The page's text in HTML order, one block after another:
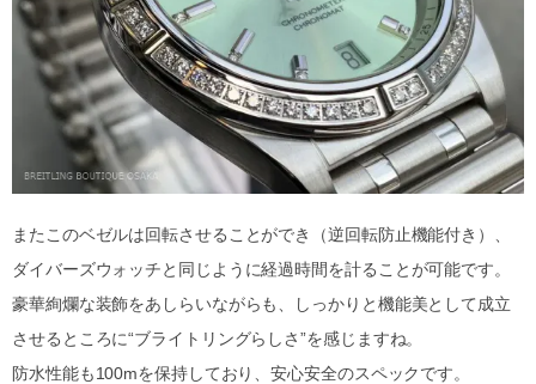
またこのベゼルは回転させることができ（逆回転防止機能付き）、
ダイバーズウォッチと同じように経過時間を計ることが可能です。
豪華絢爛な装飾をあしらいながらも、しっかりと機能美として成立
させるところに“ブライトリングらしさ”を感じますね。
防水性能も100mを保持しており、安心安全のスペックです。